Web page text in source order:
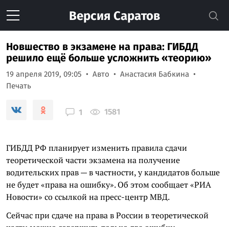
Версия Саратов
Новшество в экзамене на права: ГИБДД
решило ещё больше усложнить «теорию»
19 апреля 2019, 09:05 Авто
Анастасия Бабкина
Печать
1 1581
ГИБДД РФ планирует изменить правила сдачи
теоретической части экзамена на получение
водительских прав — в частности, у кандидатов больше
не будет «права на ошибку». Об этом сообщает «РИА
Новости» со ссылкой на пресс-центр МВД.
Сейчас при сдаче на права в России в теоретической